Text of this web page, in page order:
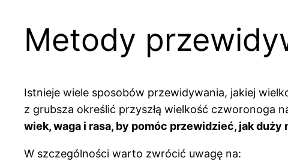
Metody
Istnieje wiele sposobów przewidywania, jakiej
z grubsza określić przyszłą wielkość czworonoga
wiek, waga i rasa, by pomóc przewidzieć, jak duży
W szczególności warto zwrócić uwagę na: